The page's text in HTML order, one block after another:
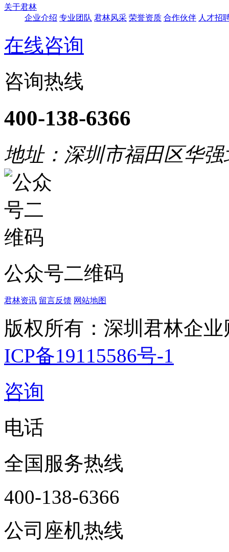
关于君林
企业介绍 专业团队 君林风采 荣誉资质 合作伙伴 人才招
在线咨询
咨询热线
400-138-6366
地址：深圳市福田区华
公众号二维码
君林资讯 留言反馈 网站地图
版权所有：深圳君林企
ICP备19115586号-1
咨询
电话
全国服务热线
400-138-6366
公司座机热线